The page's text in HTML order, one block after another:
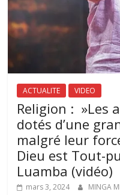
ACTUALITE VIDEO
Religion : »Les
dotés d’une
malgré leur
Dieu est Tout-
Luamba (vidéo)
mars 3, 2024 MINGA